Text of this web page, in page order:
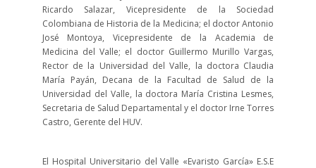
Ricardo Salazar, Vicepresidente de la Sociedad
Colombiana de Historia de la Medicina; el doctor Antonio
José Montoya, Vicepresidente de la Academia de
Medicina del Valle; el doctor Guillermo Murillo Vargas,
Rector de la Universidad del Valle, la doctora Claudia
María Payán, Decana de la Facultad de Salud de la
Universidad del Valle, la doctora María Cristina Lesmes,
Secretaria de Salud Departamental y el doctor Irne Torres
Castro, Gerente del HUV.
El Hospital Universitario del Valle «Evaristo García» E.S.E